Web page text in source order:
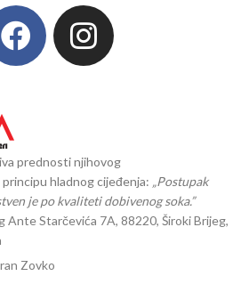
prednosti njihovog
hladnog cijeđenja: „Postupak
je po kvaliteti dobivenog soka.”
Ante Starčevića 7A, 88220, Široki Brijeg,
Zovko